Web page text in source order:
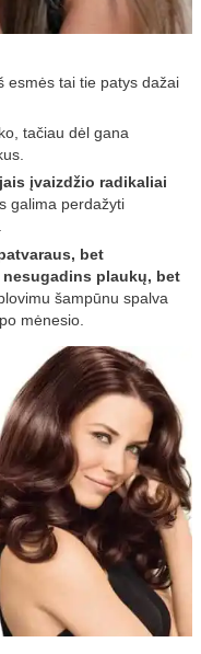
esmės tai tie patys dažai
tačiau dėl gana
įvaizdžio radikaliai
galima perdažyti
bet
plaukų, bet
šampūnu spalva
mėnesio.